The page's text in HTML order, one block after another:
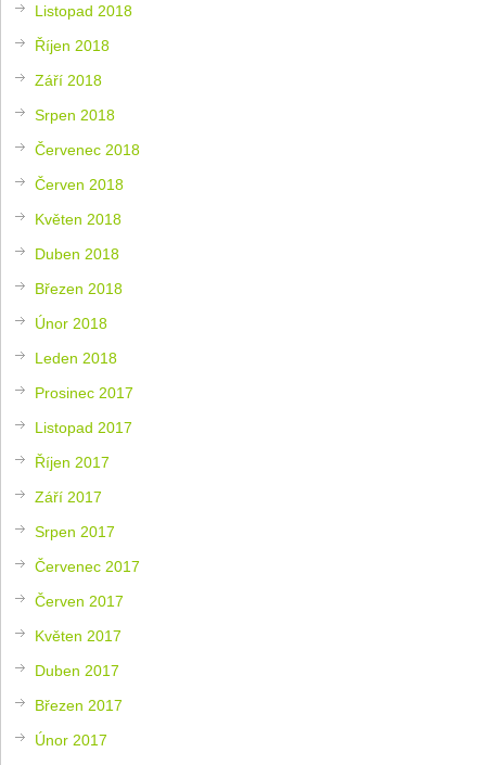
Listopad 2018
Říjen 2018
Září 2018
Srpen 2018
Červenec 2018
Červen 2018
Květen 2018
Duben 2018
Březen 2018
Únor 2018
Leden 2018
Prosinec 2017
Listopad 2017
Říjen 2017
Září 2017
Srpen 2017
Červenec 2017
Červen 2017
Květen 2017
Duben 2017
Březen 2017
Únor 2017